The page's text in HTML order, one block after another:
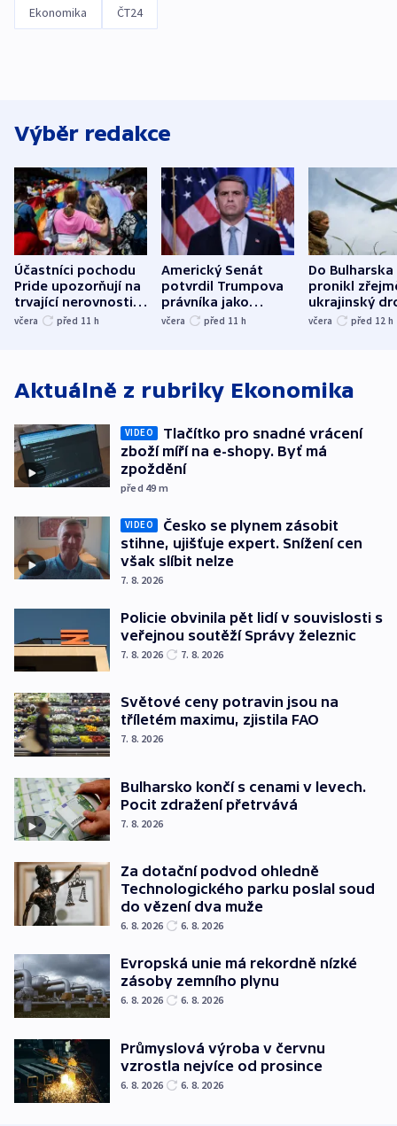
Ekonomika ČT24
Výběr redakce
Účastníci pochodu
Pride upozorňují na
trvající nerovnosti i
společenskou
včera před 11 h
Americký Senát
potvrdil Trumpova
právníka jako
ministra
včera před 11 h
Do Bulharska
pronikl
ukrajinský
explodoval
včera před 12 h
Aktuálně z rubriky Ekonomika
VIDEO
Tlačítko pro snadné vrácení
zboží míří na e-shopy. Byť má
zpoždění
před 49 m
VIDEO
Česko se plynem zásobit
stihne, ujišťuje expert. Snížení cen
však slíbit nelze
7. 8. 2026
Policie obvinila pět lidí v souvislosti s
veřejnou soutěží Správy železnic
7. 8. 2026 7. 8. 2026
Světové ceny potravin jsou na
tříletém maximu, zjistila FAO
7. 8. 2026
Bulharsko končí s cenami v levech.
Pocit zdražení přetrvává
7. 8. 2026
Za dotační podvod ohledně
Technologického parku poslal soud
do vězení dva muže
6. 8. 2026 6. 8. 2026
Evropská unie má rekordně nízké
zásoby zemního plynu
6. 8. 2026 6. 8. 2026
Průmyslová výroba v červnu
vzrostla nejvíce od prosince
6. 8. 2026 6. 8. 2026